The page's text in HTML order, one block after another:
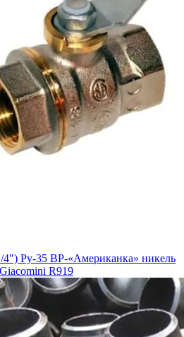
Ру-35 ВР-«Американка» никель
R919